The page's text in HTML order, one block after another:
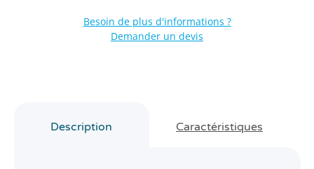
Besoin de plus d'informations ?
Demander un devis
Description Caractéristiques